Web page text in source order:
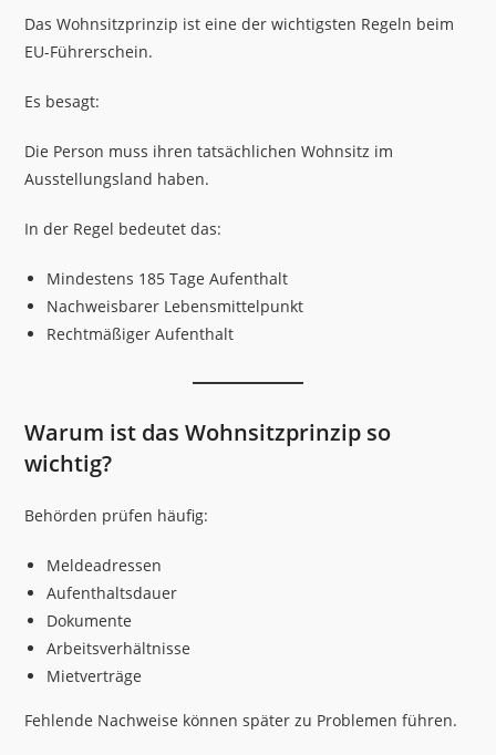
Das Wohnsitzprinzip ist eine der wichtigsten Regeln beim
EU-Führerschein.
Es besagt:
Die Person muss ihren tatsächlichen Wohnsitz im
Ausstellungsland haben.
In der Regel bedeutet das:
Mindestens 185 Tage Aufenthalt
Nachweisbarer Lebensmittelpunkt
Rechtmäßiger Aufenthalt
Warum ist das Wohnsitzprinzip so
wichtig?
Behörden prüfen häufig:
Meldeadressen
Aufenthaltsdauer
Dokumente
Arbeitsverhältnisse
Mietverträge
Fehlende Nachweise können später zu Problemen führen.